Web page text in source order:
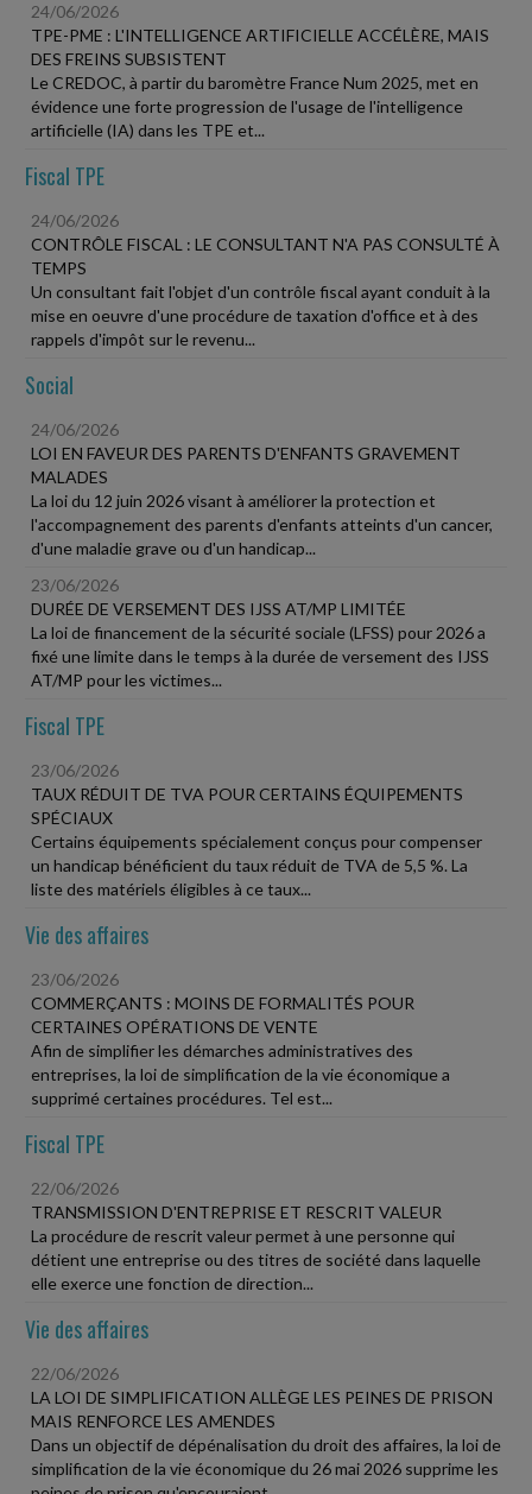
24/06/2026
TPE-PME : L'INTELLIGENCE ARTIFICIELLE ACCÉLÈRE, MAIS
DES FREINS SUBSISTENT
Le CREDOC, à partir du baromètre France Num 2025, met en
évidence une forte progression de l'usage de l'intelligence
artificielle (IA) dans les TPE et...
Fiscal TPE
24/06/2026
CONTRÔLE FISCAL : LE CONSULTANT N'A PAS CONSULTÉ À
TEMPS
Un consultant fait l'objet d'un contrôle fiscal ayant conduit à la
mise en oeuvre d'une procédure de taxation d'office et à des
rappels d'impôt sur le revenu...
Social
24/06/2026
LOI EN FAVEUR DES PARENTS D'ENFANTS GRAVEMENT
MALADES
La loi du 12 juin 2026 visant à améliorer la protection et
l'accompagnement des parents d'enfants atteints d'un cancer,
d'une maladie grave ou d'un handicap...
23/06/2026
DURÉE DE VERSEMENT DES IJSS AT/MP LIMITÉE
La loi de financement de la sécurité sociale (LFSS) pour 2026 a
fixé une limite dans le temps à la durée de versement des IJSS
AT/MP pour les victimes...
Fiscal TPE
23/06/2026
TAUX RÉDUIT DE TVA POUR CERTAINS ÉQUIPEMENTS
SPÉCIAUX
Certains équipements spécialement conçus pour compenser
un handicap bénéficient du taux réduit de TVA de 5,5 %. La
liste des matériels éligibles à ce taux...
Vie des affaires
23/06/2026
COMMERÇANTS : MOINS DE FORMALITÉS POUR
CERTAINES OPÉRATIONS DE VENTE
Afin de simplifier les démarches administratives des
entreprises, la loi de simplification de la vie économique a
supprimé certaines procédures. Tel est...
Fiscal TPE
22/06/2026
TRANSMISSION D'ENTREPRISE ET RESCRIT VALEUR
La procédure de rescrit valeur permet à une personne qui
détient une entreprise ou des titres de société dans laquelle
elle exerce une fonction de direction...
Vie des affaires
22/06/2026
LA LOI DE SIMPLIFICATION ALLÈGE LES PEINES DE PRISON
MAIS RENFORCE LES AMENDES
Dans un objectif de dépénalisation du droit des affaires, la loi de
simplification de la vie économique du 26 mai 2026 supprime les